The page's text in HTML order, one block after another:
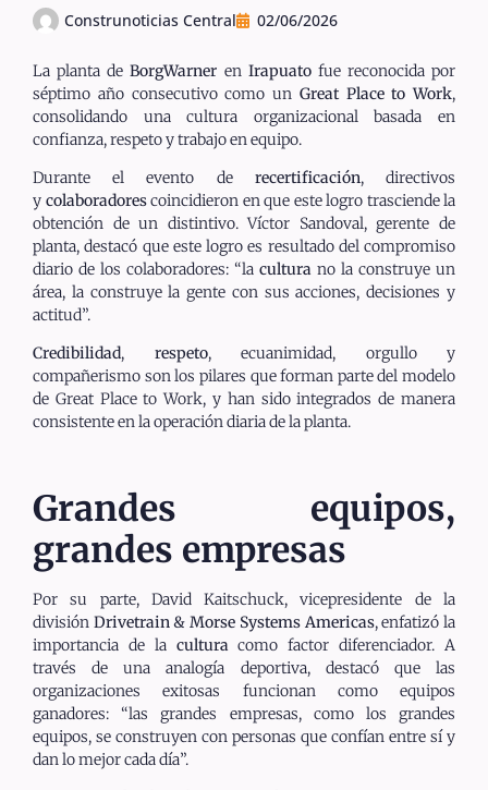
Construnoticias Central 02/06/2026
La planta deBorgWarner en Irapuatofue reconocida por
séptimo año consecutivo como un Great Place to Work,
consolidando una cultura organizacional basada en
confianza, respeto y trabajo en equipo.
Durante el evento de recertificación, directivos
y colaboradorescoincidieron en que este logro trasciende la
obtención de un distintivo. Víctor Sandoval, gerente de
planta, destacó que este logro es resultado del compromiso
diario de los colaboradores: “la cultura no la construye un
área, la construye la gente con sus acciones, decisiones y
actitud”.
Credibilidad, respeto, ecuanimidad, orgullo y
compañerismo son los pilares que forman parte del modelo
de Great Place to Work, y han sido integrados de manera
consistente en la operación diaria de la planta.
Grandes equipos,
grandes empresas
Por su parte, David Kaitschuck, vicepresidente de la
división Drivetrain & Morse Systems Americas, enfatizó la
importancia de la culturacomo factor diferenciador. A
través de una analogía deportiva, destacó que las
organizaciones exitosas funcionan como equipos
ganadores: “las grandes empresas, como los grandes
equipos, se construyen con personas que confían entre sí y
dan lo mejor cada día”.